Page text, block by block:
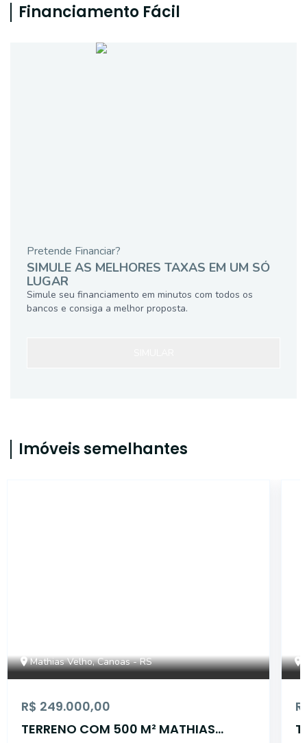
Financiamento Fácil
Pretende Financiar?
SIMULE AS MELHORES TAXAS EM UM SÓ
LUGAR
Simule seu financiamento em minutos com todos os
bancos e consiga a melhor proposta.
Imóveis semelhantes
Mathias Velho, Canoas - RS
R$ 249.000,00
TERRENO COM 500 M² MATHIAS